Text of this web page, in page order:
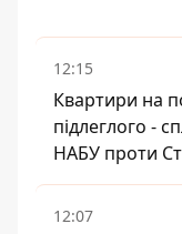
12:15
Квартири на
підлеглого -
НАБУ проти
12:07